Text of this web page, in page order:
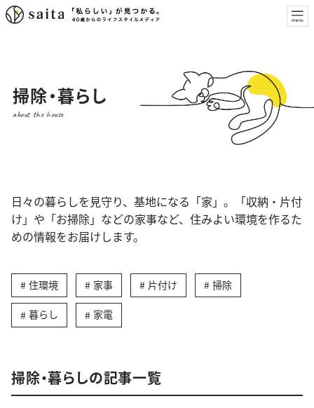
掃除・暮らし
about the house
日々の暮らしを見守り、基地になる「家」。「収納・片付
け」や「お掃除」などの家事など、住みよい環境を作るた
めの情報をお届けします。
住環境 家事 片付け 掃除
暮らし 家電
掃除・暮らしの記事一覧